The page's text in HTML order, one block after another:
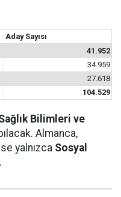
Aday Sayısı
41.952
34.959
27.618
104.529
Bilimleri ve
Almanca,
yalnızca Sosyal